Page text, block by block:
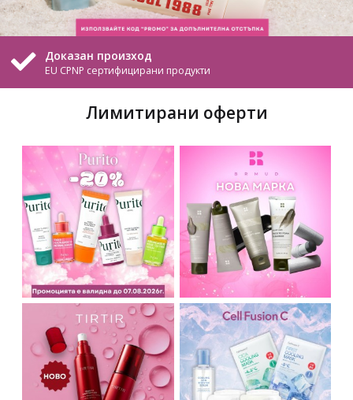
Безплатна доставка
На всички поръчки над 20.45 €. / 40,00 лв.
Лимитирани оферти